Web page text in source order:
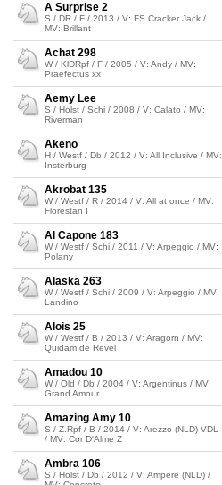
A Surprise 2
S / DR / F / 2013 / V: FS Cracker Jack /
MV: Brillant
Achat 298
W / KlDRpf / F / 2005 / V: Andy / MV:
Praefectus xx
Aemy Lee
S / Holst / Schi / 2008 / V: Calato / MV:
Riverman
Akeno
H / Westf / Db / 2012 / V: All Inclusive / MV:
Insterburg
Akrobat 135
W / Westf / R / 2014 / V: All at once / MV:
Florestan I
Al Capone 183
W / Westf / Schi / 2011 / V: Arpeggio / MV:
Polany
Alaska 263
W / Westf / Schi / 2009 / V: Arpeggio / MV:
Landino
Alois 25
W / Westf / B / 2013 / V: Aragorn / MV:
Quidam de Revel
Amadou 10
W / Old / Db / 2004 / V: Argentinus / MV:
Grand Amour
Amazing Amy 10
S / Z.Rpf / B / 2014 / V: Arezzo (NLD) VDL
/ MV: Cor D'Alme Z
Ambra 106
S / Holst / Db / 2012 / V: Ampere (NLD) /